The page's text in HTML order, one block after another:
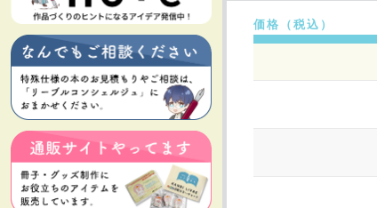
価格（税込）